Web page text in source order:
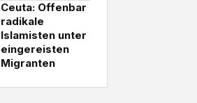
Ceuta: Offenbar
radikale
Islamisten unter
eingereisten
Migranten